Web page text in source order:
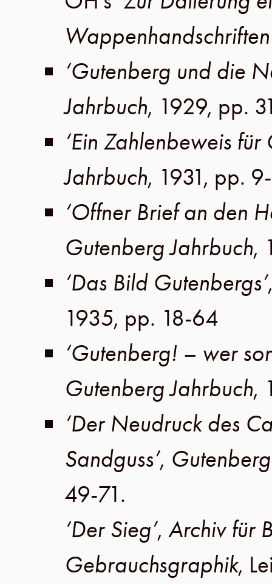
‘Gutenberg und die
Jahrbuch, 1929, pp.
‘Ein Zahlenbeweis für
Jahrbuch, 1931, pp.
‘Offner Brief an den
Gutenberg Jahrbuch,
‘Das Bild Gutenbergs’
1935, pp. 18-64
‘Gutenberg! – wer
Gutenberg Jahrbuch,
‘Der Neudruck des
Sandguss’,
49-71.
‘Der Sieg’, Archiv für
Gebrauchsgraphik,